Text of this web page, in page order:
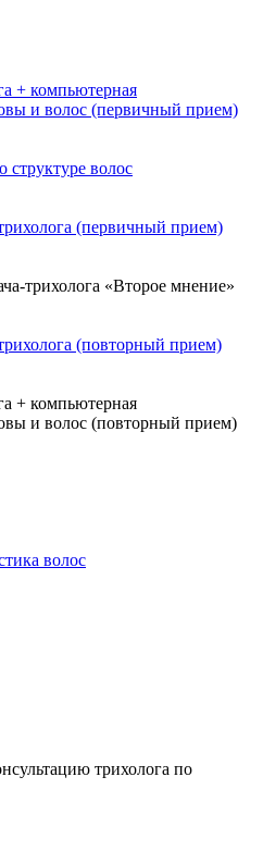
+ компьютерная
и волос (первичный прием)
структуре волос
(первичный прием)
трихолога «Второе мнение»
(повторный прием)
+ компьютерная
и волос (повторный прием)
волос
трихолога по